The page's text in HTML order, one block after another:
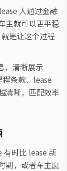
人通过金融
主就可以更平稳
是让这个过程
，清晰展示
条款、lease
清晰，匹配效率
有时比 lease 新
期，或者车主愿